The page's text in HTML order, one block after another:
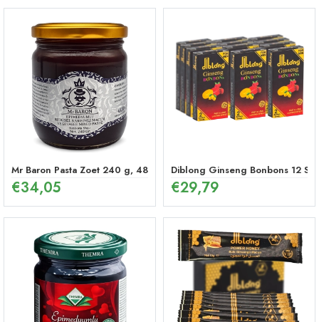
Mr Baron Pasta Zoet 240 g, 48 Uur Effectieve Ginseng Pepermunt
€34,05
Diblong Ginseng Bonbons 12
€29,79